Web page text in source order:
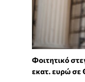
Φοιτητικό
εκατ. ευρώ σε